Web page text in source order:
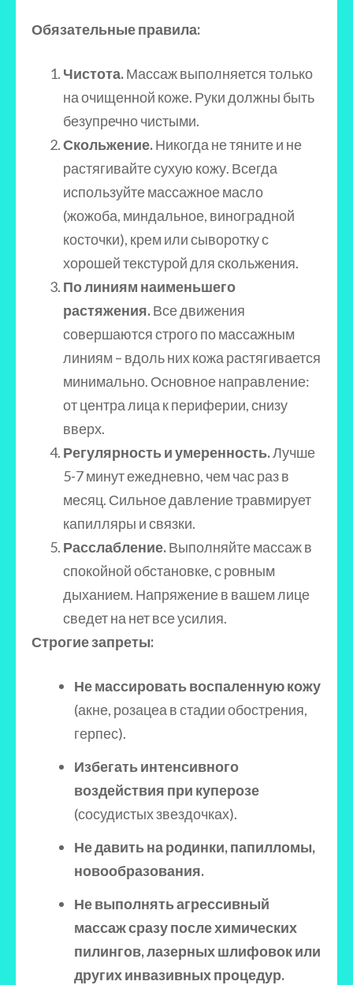
Обязательные правила:
Чистота.Массаж выполняется только
на очищенной коже. Руки должны быть
безупречно чистыми.
Скольжение.Никогда не тяните и не
растягивайте сухую кожу. Всегда
используйте массажное масло
(жожоба, миндальное, виноградной
косточки), крем или сыворотку с
хорошей текстурой для скольжения.
По линиям наименьшего
растяжения.Все движения
совершаются строго по массажным
линиям – вдоль них кожа растягивается
минимально. Основное направление:
от центра лица к периферии, снизу
вверх.
Регулярность и умеренность.Лучше
5-7 минут ежедневно, чем час раз в
месяц. Сильное давление травмирует
капилляры и связки.
Расслабление.Выполняйте массаж в
спокойной обстановке, с ровным
дыханием. Напряжение в вашем лице
сведет на нет все усилия.
Строгие запреты:
Не массировать воспаленную кожу
(акне, розацеа в стадии обострения,
герпес).
Избегать интенсивного
воздействия при куперозе
(сосудистых звездочках).
Не давить на родинки, папилломы,
новообразования.
Не выполнять агрессивный
массаж сразу после химических
пилингов, лазерных шлифовок или
других инвазивных процедур.